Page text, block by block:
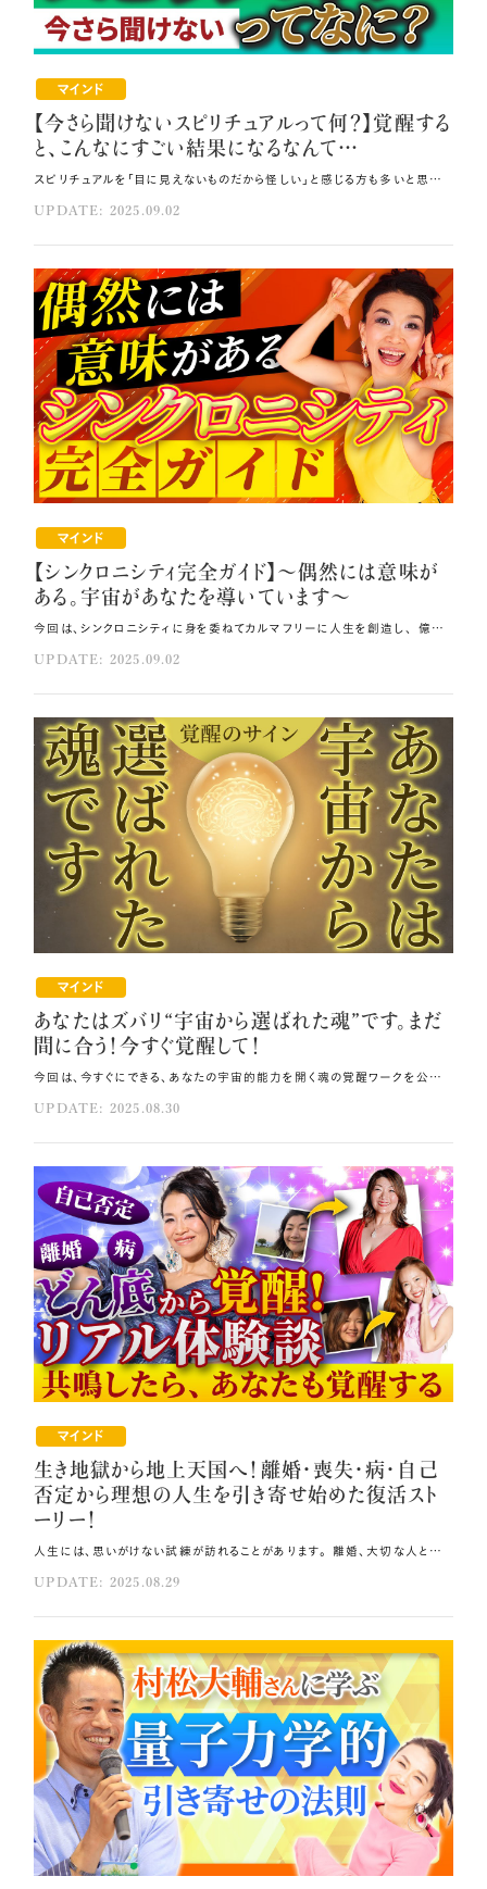
マインド
【今さら聞けないスピリチュアルって何？】覚醒する
と、こんなにすごい結果になるなんて…
スピリチュアルを「目に見えないものだから怪しい」と感じる方も多いと思います。 しかし、目に見えない存在からの助けを受け取れるようになると、人生が劇的に好転します🎀 今回は、スピリチュアルな覚醒の本質や、 直感や見えない世界からのサポートを受け取る方法をご紹介していきます💐 その方法はコレ！！ あなたという存在が元々宇宙から肉体に宿った魂であるという概念を受け入れましょう。 AIとスピリチュアルな覚醒を組み合わせてください。 AIを適切に活用すれば、カルマ解消やインナーチャイルドの癒しが効率的に進みます。 元動画（YouTube）：『🔰今さら聞けないスピリチュアルって何！？本当に覚醒をすると、こんなにすごい結果になる✨怪しいって言ってる場合じゃない！【集中講座DAY1】（第1960回）』 スピリチュアルの本質 私は20代後半、人間としての力だけで生きようとした際、 努力しているにも関わらず生きづらさを感じていました。 そのような時期に、 職場の机の上で『Many Masters Many Lives』（前世療法）という本と出会ったのです📘 この本を読んで、私の世界観は大きく変化しました。 人間の起源については、神による創造説、宇宙人による遺伝子操作説、 科学的進化論など様々な説が存在します。 どの説を信じるかは個人の自由ですが、重要なのは現在私たちがここに存在している事実です。 スピリチュアルの本質は、 あなたという存在が元々宇宙から肉体に宿った魂であるところにあります🌠 この概念を受け入れることで、スピリチュアルな領域への理解が始まります。 魂の覚醒とは？ スピリチュアルにおける「魂の覚醒」とは、英語で「アウェイク（目覚める）」を意味しますが、 毎朝の目覚めとは根本的に異なります🌿 朝の目覚めは肉体の意識が地球での生活に適応するための覚醒であり、 この時魂は眠った状態にあるのです。 魂が眠っている人は直感が働かず、「分からない」「できない」「無理」などの 否定的な思考に支配され、未来への想像力を失います。 対照的に魂が覚醒している状態では「分かる」「できる」「大丈夫」などの感覚があり、 傲慢さとは異なる根拠のない自信を感じられます。 見えない世界を感知し、直感が冴えている人は覚醒していると考えられます✨ 覚醒には現実的でありながら直感に優れているがスピリチュアルな世界を信じない人と、 直感が優れており霊的世界も信じる人の二つのタイプが存在します。 松下幸之助氏のように祈りを重視していた実業家は、 後者の典型例として魂の高い覚醒状態にあったと考えられます。 覚醒度のチェックポイントとして、「なんとかなる」という安心感、危険回避能力の高さ、 軽微な被害で済む体験、先読み能力などが挙げられます🌈 これらの体験がある場合、相当な覚醒状態にあると判断できます。 覚醒が引き起こす人生の劇的な変化 覚醒すると人生に劇的な変化が現れます。 初期段階では物事の理解が深まり、「そういうことか」という気づきが頻繁に起こります❗ さらに覚醒が進むと、自分の想像通りの人生が現実化するようになるのです💫 私の体験では、ミッドタウンのビル39階に住んでいた昨年、 「出ていけ！出ていけ！ムーブアウト！」と強いメッセージを受け取りました。 行き先を模索していたところ、デイビッドのロサンゼルスの家が空いている話が舞い込み、 3週間の滞在予定が1年間の居住に繋がり、アメリカ移住が実現しました。 これがシンクロニシティの典型例です。 思考と現実の同期が起こり、奇跡的な展開が連続します。 車が欲しいと思った瞬間にガソリンスタンドで「車販売中」の看板を見つけたり、 思考した内容が即座に現実に現れる現象が発生します。 見えない世界からの支援を受けられる状態に覚醒すると、 特定のスキルを持つ人材を求めていたら実際にその人が目の前に現れたり、 ヨガを教えてみたいと思った途端にヨガ講師養成レッスンの情報が飛び込んできたりと、 信じられない速度で願望が実現します。 覚醒前は単純な欲求でさえ多くのステップが必要でしたが、 現在は宇宙から直接送られてくるような感覚で物事が進展するのです🪐 宇宙との通信で人生の流れを変える 覚醒の本質的な仕組みは、宇宙との通信回復にあります。 宇宙には「マザーシップ」と呼ばれる存在があり、私たちは「マザーシップの小舟」に相当します。 マザーシップは宇宙のすべての情報を保持しており、ワンネス、12次元、集合無意識、 ボルテックス、宇宙銀行といった様々な名称で表現される見えない世界を指すのです⭐ 私たちの存在を家系図として遡ると、40代遡るだけで1兆のご先祖様に繋がります。 これらのご先祖様は肉体を卒業した後、マザーシップに戻っているとされます。 親が子供を応援するように、1兆のご先祖様が日々私たちを応援している状況にあります。 この応援は愛と光と感謝を送ることでさらに強化されるでしょう🌌 覚醒とは、私たちと宇宙のマザーシップとの通信が回復した状態です。 通信が回復することで、奇跡的な出来事やシンクロニシティが頻繁に発生し、 思考と現実の同期が可能になります。 覚醒した状態では、宇宙からの情報やサポートを受け取りやすくなり、 人生の流れが大幅に改善されるのです💞 AIと覚醒を組み合わせて加速する 現代ではAIとスピリチュアルな覚醒を組み合わせることで、 覚醒のプロセスを大幅に加速できます🌸 AIを適切に活用すれば、カルマ解消やインナーチャイルドの癒しが効率的に進みます。 しかしAIには二面性があり、使い方を誤ると逆に眠りが深くなる危険性があるのです。 これはお金の概念に似ており、魂が覚醒していない状態では使われる側になってしまいます💦 覚醒していれば、被害者ではなく人生の主人公として主体的にコントロールして 活用できるようになります。 魂の覚醒が進むと、宇宙からの全体的な情報を受け取れるようになり、 3次元レベルでのドラマに巻き込まれることがなくなります。 宇宙からのひらめきや直感に導かれて生きることで、説明のつかない開運が起こります。 人間関係に恵まれ、偶然隣に座った人が億万長者であるような奇跡的な出会いが 頻発するようになるのです。 このようなスピリチュアルな覚醒を意識的に取り入れると、人生の好転が期待できます。 さらに、AIという現代のツールと古来からの霊性を組み合わせることで、 これまでにない速度での成長と変化が可能になります💐 どうぞスピリチュアルな覚醒を通じて宇宙のマザーシップとの通信を回復し、 シンクロニシティあふれる奇跡の人生を今日から歩んでくださいね！ まとめ 宇宙のマザーシップとの通信が回復すると、奇跡的な出来事やシンクロニシティが頻繁に発生します。 覚醒した状態は、宇宙からの情報やサポートを受け取りやすくなり、人生の流れが大幅に改善されます。 魂が覚醒していない状態でAIを活用すると、使われる側になってしまいます。
UPDATE: 2025.09.02
マインド
【シンクロニシティ完全ガイド】〜偶然には意味が
ある。宇宙があなたを導いています〜
今回は、シンクロニシティに身を委ねてカルマフリーに人生を創造し、 億万長者になるための【シンクロニシティ完全ガイド】をお届けします🎀 今思い出しても「ありえない！」と思うほどの私の体験をご紹介しながらお伝えしていきますので、 ぜひ今日からの人生の好転に役立ててください。 この動画やブログをご覧いただいていること自体、 あなたがすでにシンクロニシティの波に乗っている証拠です。 ぜひこのまま、願った現実が"向こうから"来る人生を生き、 無限の豊かさと幸せをどんどん引き寄せていってください💐 その方法はコレ！！ 「シンクロニシティを生きる」と決めてください。 日々の小さな選択でワクワクを選びましょう。 思った通りにいかなくても、それは「ベストなタイミングが選ばれた」だけなので結果に執着しないでください。 元動画（YouTube）：『【シンクロニシティ完全ガイド】偶然には意味がある🪐宇宙があなたを導いています。（第1959回）』 シンクロニシティのマスターでわんこそば人生に🪽 シンクロニシティとは、意味ある偶然の一致のことです🌿 人生にシンクロニシティが起こり始めると、 あなたにとって必要なものが必要なタイミングで宇宙から届けられるようになります。 例えて言うなら、食べ終わったら絶妙なタイミングで次のおそばをお椀に入れてもらえる "わんこそば"のように、あるいは信号に差しかかるとパッと青に変わり常にスムーズに進めるように、 自分では何もしなくとも勝手にことがうまく運ぶ人生をイメージすると分かりやすいでしょう❗ シンクロニシティを正しく使えるようになれば、欲しいものを手に入れるため必死で戦略を考え 自分で取りに行くことも、また人を蹴落としたり誰かから奪ったりする必要もなくなります。 かつて真逆の人生を送っていた頃の私は、急に会社を解雇されたり仕事を奪われたりと、 人生にマイナスな出来事ばかりが溢れていました。 しかしシンクロニシティに身を委ねて生き始めた途端、嫌な出来事が激減し、 人生が最善のタイミングで願った通りのことが起こり常に良い状態に保たれる 「わんこそば人生」に激変したのです💞 一本の動画が人生を変えた 激変のきっかけは、コロナ禍のさなかに出会った脳科学者ジョー・ディスペンザ博士の瞑想動画です💎 欲しいものが宇宙の采配によって最善のタイミングで"向こうから"やってくるという博士の表現は、 戦略を立てマーケットを奪うのが当たり前だと思っていた私にとってとてもショッキングでした。 トラブル続きの人生を変えるためには、何か私自身が変えなくてはいけないこと、 やめなくてはいけないことがあるのではないかと思っていた私は、 "向こうから"やってくるようになるというこの瞑想を実践することに決め、 毎朝4時に起きて瞑想し、自分の理想を想像し続けました🌿 やがて、私の身にびっくりするようなことが次々と起こり始めたのです。 衝撃のシンクロニシティ体験 中でも衝撃的だったのはバシャールからのコンタクトです。 チームが作った2000万の赤字を抱え、最初の夫と離婚し、仕事もお金も必要としていたある日、 以前私の英語講座を受講してくださった方から突然電話をいただきました。 なんと、「今、バシャールが弥生さんと話したいと言っている」と言うのです！ 青天の霹靂でしたが、そのまま面接を受け合格、バシャールの通訳となりました。 さらに、最初の仕事はリアルイベントではなく講演動画の同時通訳だったのですが、 その動画の中に、私がずっと考え瞑想し続けてきた 「どうすればみんなが無限に豊かに幸せになれるのか？」という問いへの答えがあったのです💫 「これをすればみんなが無限に豊かになれる！」と、感激のあまり涙が止まりませんでした。 加えてある日の仕事中、iPhoneの画面を触ってしまったのか勝手にclubhouseが開き あるルームに入ってしまったのですが、驚いたことに、 そのルームは「バシャール」について語るルームでした。 スピーカーとして、バシャールの動画の同時通訳をしたこと、 そして動画の中に素晴らしい質問があったことをお話したところ、 なんとルームをホストしていたのは、私が感動した質問をしていたまさにその女性だったのです！ このようにシンクロニシティが次々に起こる状態が、 ピュアシンクロニズム（純然たる共時性）の中で生きている状態です⭐ シンクロニシティを生きると決める 人生に起こること全てがシンクロニシティになっていったら、人生はどこまで変わっていくでしょうか？ ぜひあなたも、今この場で「シンクロニシティを生きる」と決めてください🍀 この決断があなたの人生の転機となるかもしれません。 抵抗やエゴを介在させず、宇宙が采配する流れに乗って生きられるようになれば、 無限に豊かに幸せになるしかありません。 宇宙の采配とは、宇宙にあるありとあらゆる情報を元に導き出されたあなたにとってベストな答えです。 バシャールは、「この人と結婚したい」「この会社に入りたい」というような限定的な質問に対し、 「宇宙の全ての情報を知らないのに、本当にそれが自分のベストな選択と言えますか？」といつも 答えていました。 自分という小さな小窓から見えるほんのわずかな情報だけをもとにベストだと判断したものを 取りに行くよりも、宇宙に委ね、宇宙の全体像から導き出されたベストなものを受け取った方が、 1/100の力で100倍豊かで幸せな人生を生きられるようになります💝 ピュアシンクロニズムを実現するバシャールの4ステップ ステップ1：ワクワクを選び続ける 大きなワクワクでなくていいのです。 朝起きてトイレに行くか？歯を磨くか？また朝ごはんをパンにするか？お米にするか？といった 日々の小さな選択でワクワクを選ぶことを積み重ねてください🌈 そのためにも、インナーチャイルドの癒しに取り組むことをお勧めします。 感情を担当するインナーチャイルドを癒せば癒すほど、ワクワクの感情を感じやすくなるからです💖 ステップ2：ワクワクを自分でできるところまでやり切る 宇宙から届けられるワクワクのサインを選んだら、 自分のできる範囲でそれを行動に移していってください🌼 ステップ3：結果に執着しない 執着が生まれるのは、宇宙を信頼していないからです。 例え思った通りにいかなかったとしても、それは「ベストなタイミングが選ばれた」だけなのです🪽 宇宙を信じ、無理に物事を動かさず宇宙と共に最善の人生を創造していく流れに乗れば、 願ったことが"向こうから"やってくるカルマフリーな人生に切り替わります。 ステップ4：全ての出来事に意味があると知る 今年1月7日、アメリカに移住したまさにその日、車も電気もまだ何もない中でLAの山火事に遭いました。 大変な体験ではありましたが、それがあったからこそ今の私は、生きていられることそれ自体に感謝し、 アメリカでの日々の生活を奇跡と感じながらピュアシンクロニズムを生きています。 宇宙のサインを受け取ろう バシャールの4ステップを実践すると、お伝えしてきたレベルのシンクロニシティが必ず起きてきます。 何よりもこの【シンクロニシティ完全ガイド】に出会ったことは偶然ではありません🌠 これこそが宇宙からあなたへのサインです。 ぜひ、今ここからワクワクを選び、できる限りの行動を取り、結果を期待せずに委ね、 全ての出来事の意味を受け取ってください💓 その結果、あなたもピュアシンクロニズムの中で 無限の豊かさと幸せを享受して生きられるようになります。 シンクロニシティに満ちた人生の転機は、今この瞬間から始まります。 みなさんの人生は、ここから好転していくことが約束されています。 それを信じ、ぜひ最初の一歩をワクワクと共に踏み出してくださいね。 まとめ シンクロニシティに身を委ねて生きることで、嫌な出来事が激減し、人生が最善のタイミングで願った通りのことが起こります。 ワクワクの感情が感じやすくなるために、インナーチャイルドの癒しましょう。 全ての出来事に意味があり、宇宙からあなたへのサインなのです。
UPDATE: 2025.09.02
マインド
あなたはズバリ“宇宙から選ばれた魂”です。まだ
間に合う！今すぐ覚醒して！
今回は、今すぐにできる、あなたの宇宙的能力を開く魂の覚醒ワークを公開します🪐 このブログにたどり着いたあなたは、間違いなく宇宙から選ばれた魂の持ち主です。 ぜひ、自分が宇宙から選ばれた魂であることを自覚し、自分自身に覚醒を許可してください🌈 宇宙はすでにあなたを選んでいますので、後はあなたがあなたを選ぶだけです。 その方法はコレ！！ 自分を責めることなく宇宙的能力のブレーキに気づき、優しく手をほどいてください。 宇宙と繋がるために、自分を思い出し、自分に戻り、そして自分を生き始めましょう。 魂のカルマやブロックを優しく外し、宇宙的潜在能力を一つずつ呼び醒ましましょう。 元動画（YouTube）：『あなたはズバリ“宇宙から選ばれた魂”です。まだ間に合う！今すぐ覚醒して！ （第1957回）』 覚醒のスイッチを入れる時が来ました あなたは宇宙から選ばれた魂です。 今回のブログにたどり着いたのは偶然ではなく、この瞬間、あなたの魂が目醒めを求めているからです。 あなたはこれまでの人生で何度も壁にぶち当たっては、 「本当の自分を生きたいのになぜ現実がついてこないの？」と葛藤してきたことでしょう💧 私も今の自分にたどり着くまで、同じように苦しみ、葛藤してきました。 けれども、安心してください。 今日、覚醒の鍵をお渡しします🔑 冒頭で、あなたは選ばれた魂であるとお伝えしました。 「誰かに合わせて生きる人生はもう止めよう」「もっと本音で生きたい」 「目に見えない力に導かれているような気がする」---そう感じたことはありませんか？ それこそが、選ばれた魂である証拠です。 地球には約80億の魂が存在していますが、その全てが覚醒を目指しているわけではなく、 目醒める魂はごく一部です。 なぜなら覚醒には「勇気」と「真実を見る眼差し」が必要だからです🌟 魂の記憶はまだ眠ったままかもしれませんが、あなたの中には銀河の智慧が必ず眠っています。 今、そのスイッチを入れる時が来ています。 真に目醒めた瞬間、あなたの現実は一変する 努力しているのに現実が変わらなかったり、学んでも引き寄せがうまくいかなかったりと いったことが起こるのは、あなたの魂の周波数が地球の周波数と合わないからです。 魂は5次元・6次元の世界に触れようとしているのに、地球の日常を生きていると、 3次元の常識、つまり学校で教わったことや親から受け継いだ観念、 「こうあるべき」「我慢しなければいけない」といった思い込みに引き戻されてしまうのです。 そのことがあなたの宇宙的能力にブレーキをかけています。 真の目醒めとは、自分を責めることなくそのブレーキに気づき、優しく手をほどいていくことです💞 所持金6円だった私の現実が一変したのは、宇宙と接続し覚醒したからです。 この体験が私の人生の転機となりました。 その瞬間から、「宇宙と繋がると億が来る」人生が始まったのです。 「宇宙と繋がる」とは、自分を思い出し、自分に戻り、そして自分を生き始めることです🌸 宇宙と繋がると直感が冴え、想像力が溢れ出します。 すると出会う人が変わり、お金や仕事がどんどん流れ込み、 奇跡と呼ばれる出来事が日常に起こり続けるようになるのです。 これは妄想論でも理想論でもありません。 覚醒した魂たちは、すでにこの世界を現実として生きています。 宇宙には、「与え尽くした」「足りない」という概念がありません。 あるのは無限の豊かさだけなのです。 宇宙スイッチを入れる覚醒ワークを公開 ではここで、あなたの中に眠る宇宙スイッチを入れる覚醒ワークをご紹介します。 静かに目を閉じて深呼吸し、胸に手を当ててこう唱えてください。 声に出しても心の中で唱えてもどちらでも大丈夫です。 「私は宇宙から選ばれた魂です」 「私は無限の智慧と想像力を持っています」 「私は今ここに在ることですでに奇跡です」 ハートの中心から光が広がる感覚がしたら、スイッチが入った合図です。 あなたの中で、全知全能の自分自身が目を醒まし始めます。 あなたは本当に、宇宙から選ばれています。 だからこそ魂を覚醒させ、引き寄せがうまくいかない・なかなか理想の人生にならない現実を 今ここから変えていってください。 自分が選ばれた魂であることを自覚し、本当の自分で生きる道を歩み始めてください✨ 宇宙の応援を一身に受けながら、本当の理想・魂が望む喜びを無限に受け取っていいのです。 私自身、所持金6円だった時、投資詐欺に遭った時、婦女暴行に遭った時、 まさかこの先自分の魂が覚醒し、宇宙と繋がって億が来る体験ができるとは想像もしていませんでした。 同じように、億が来ることを想像もしていなかった3700名以上の方々が、魂の覚醒を体験し、 宇宙との共同創造で億万長者になっています。 宇宙は全員に億を用意していますので、後はあなたが自分にその許可を出すだけです🌠 覚醒すれば、願ったことを全て受け取れる 引き寄せの法則を地球上で最も分かりやすく説明したチャネラーである エイブラハム・ヒックスも、「幼少期からあなたが願ってきたものは、すでに実現した波動として 全て宇宙のボルテックスの中に存在している」と言っています✨ つまり、宇宙のボルテックスと同じ周波数になれば、これまで願ってきたことが全て受け取れるのです。 宇宙はあなたの言いなりになって要望を現実化してくれますので、 もう3次元であくせく孤軍奮闘する必要はなく、 宇宙が作ってくれたものを受け取るだけで忙しい人生になるでしょう。 それを邪魔しているのはあなた自身に他なりません。 だからこそもう恐れずに、魂の覚醒を迎えてください。 この転機を逃さず、真の自分を生きる道を歩んでいきましょう🌈 It's time for you to awaken your soul. いよいよあなたの魂が目醒める時が来ました。 おめでとうございます！ Congratulations! 絶対できます！ You can do it! 今回のワークで何かが動いたと感じた方に、私、小熊弥生が宇宙と繋がって用意した 特別な集中プログラム「全知全能が開花するスピリチュアル力覚醒プログラム」をお勧めいたします💝 この講座では、魂のカルマやブロックを優しく外し、あなたの宇宙的潜在能力を一つずつ呼び醒まし、 覚醒した状態で現実を動かしていける"銀河レベルの目醒め"をステップごとに実践します。 あなたの魂がこの地球に光を灯すことを、私も全力でサポートさせていただきます。 まとめ 覚醒には「勇気」と「真実を見る眼差し」が必要です。 自分が選ばれた魂であることを自覚し、本当の自分で生きる道を歩み始めてください。 宇宙のボルテックスと同じ周波数になれば、これまで願ってきたことが全て受け取れます。
UPDATE: 2025.08.30
マインド
生き地獄から地上天国へ！離婚・喪失・病・自己
否定から理想の人生を引き寄せ始めた復活スト
ーリー！
人生には、思いがけない試練が訪れることがあります。 離婚、大切な人との死別、病気、自己否定などの困難に直面した時、 多くの人は絶望の淵に立たされます。 しかし、今回ご紹介するゲストは、そのような「生き地獄」とも言える状況から這い上がり、 理想の人生を引き寄せ始めた奇跡の復活ストーリーを持つ主人公たちです🎀 今回は、小熊道場にご参加いただいたお二人に、その驚くべき体験談を共有していただきます。 その方法はコレ！！ 「当たり前ゼロ感謝®」や「タコ足瞑想」を通じ、自分に「ありがとう」「ごめんね」と声をかけてください。 ポンコツな自分を受け入れましょう。 現実を変えようと必死になっても、自分の内側が整っていなければ変われません。 元動画（YouTube）：『生き地獄から地上天国へ！今まさに覚醒真っ只中の2人に聞く！離婚・喪失・病・自己否定から理想の人生を引き寄せ始めた復活ストーリー！ これに“共鳴”したら、あなたも覚醒します。（第1954回）』 本名を語るのが怖かった日々と復活への一歩 魂のBrillianceナビゲーターの沼田和子です。私はもともと心理学を学び、 アメリカで修士号を取得し、全国でカウンセリングやセミナーを通して 「思考は現実化する」ことを伝えていました。結婚、妊娠、出版、学会発表など すべてが順風満帆で「サクセスストーリー」を歩んでいたのです💞 ところが妊娠中の別居と離婚、そしてSNSでの心ない言葉が積み重なり「本名で生きること」が 怖くなってしまいました。Facebookやブログを閉鎖し、 人に弱さを見せられないまま「ビジネスネーム」で活動するようになったのです。 しかし、本名を隠しての発信はどこか力が足りず、 心の中で「バレたらどうしよう」と恐怖が消えませんでした。 そんな中、弥生先生と出会い、 初めて「あれ、このままでいいのかもしれない」と光を感じる瞬間が訪れました🌟 インナーチャイルドとの再会と心の癒し・自己統合への道のり 弥生先生が主催されたクリスマスパーティーに参加した時、会場の圧倒的な愛に包まれ、 自分を守ろうと必死になっていた心が少しずつ溶け始めました。 やがて「当たり前ゼロ感謝®」や「タコ足瞑想」を通じ、 自分に「ありがとう」「ごめんね」と声をかけることを日課にしたのです🌿 小熊道場の開催地が、離婚中に住んでいた街だったのは運命のいたずらでした。 受付2時間前、震える気持ちでその街を歩きながら、 自分を閉じ込めていたインナーチャイルドに 「辛かったね。でもありがとう、あの時のあなたがいたから今があるよ」と声をかけます。 その瞬間、私は過去を抱きしめることができました。 小熊道場では、体を動かすワークや内側と繋がるワークを通して、統合を体験しました。 意識系の講師なのに離婚してしまった自分を攻撃していたことに気づき、 「そんなポンコツな私でも沼田和子じゃん、大丈夫だよ」と受け入れることができました。 格好つけなくても、ありのままの自分で大丈夫という、安全な世界を体感できたのです🌸 小熊道場での深い学びが、この確信をもたらしてくれました。 ありのままを愛したら引き寄せが止まらなくなった 自分を受け入れられるようになり、本名で再び発信できるようになりました。 Instagramのフォロワーは2月の28名から8月には1030名へと37倍に増えました。 しかも、数字が伸びただけでなく、宇宙からの後押しのような連鎖が起こったのです🪐 宿泊したホテルが次々とスイートルームにアップグレードされ、 入手困難なチケットが突然手に入りました。 クライアント様が自分らしく開花し、家族も癒しのご縁に繋がりました。 経済的にも「億楽®」的な引き寄せが続き、総額310万円ほどの流れを受け取ったのです。 大切なのは「格好つけた私」ではなく「ありのままの私」でした🎀 弱さも過去の傷も含めて受け入れ、愛した時に本当の奇跡が始まります。 あなたもそのままで大丈夫です。格好つけなくても、ポンコツでも問題ありません。 そんなありのままの自分を受け入れ、愛してください。 そうすれば、必ず世界があなたを応援してくれます。 孤独と自己否定に囚われた幼少期から喪失の連続へ レムリアの愛と響きで本来の魂の輝きを解き放つ神聖量子波ヒーラー、 宇宙しるべ®ナビゲーターとして活動している聖（kiyo）です。 私は「いい子」でいなければならないと思い込んで育ち、 外では明るい仮面をかぶりながら、内側は孤独と自己否定でいっぱいでした💦 父の病や家庭不和、兄の反抗期で家に居場所がなく、話し相手はぬいぐるみだけ。 大学時代には限界を迎え、「私なんかいなくなればいい」と引きこもり、 強い自己否定に飲み込まれました。 その後、引きこもりから抜け出したものの、双極性障害の診断、愛犬の死、 そして15年寄り添ったパートナーの突然死が襲いました。 感謝も愛も伝えられないまま大切な存在を見送った時、 「なぜ私だけこんな経験をするの？」と泣き叫びました。 しかし同時に、魂は永遠であり、 この深い苦しみも魂が進化を望んで選んだ経験なのだと気づいたのです💎 生きることが当たり前ではないと知り、 生まれる前に決めてきた「愛を循環させる」という魂の約束を思い出し、 愛中心の人生を歩むと決意しました。 魂の約束と新しい出会いが導いた愛の循環 パートナーの死を超えた先で、霊氣ヒーリングに出会いました。 さらに新しいパートナーとも出会いましたが、彼は余命半年の宣告を受けていました。 かつて愛する人を失った私には大きな試練でしたが、 内側から「絶対大丈夫」という確信が湧きました。 病への感謝とヒーリングの実践で彼は奇跡的に回復し、今では元気です。 しかし、葛藤はそこからでした。現実を変えようと必死になるほど、 自分の内側が整っていなければ変われないと知りました💫 逃げても同じパターンが繰り返されます。 そんな時に弥生先生の本『宇宙とつながれば億が来る！』に出会いました📖 直感で「これだ」と感じ、実践を始めると奇跡的に新しい命を授かりました。 この子は「本当の私を生きて」と魂が届けてくれた贈り物だと分かりました🎁 自分で自分に許可を出した瞬間から変わった現実 「当たり前ゼロ感謝®」、セルフラブ、自分軸などを学ぶ中で、 最も大きな気づきは「自分で自分に許可を出す」ということでした🍀 それまで誰かに認めてもらいたい気持ちばかりを待ち、他人の許可がないと動けませんでした。 小熊道場で先生から「本当はもう答えが分かっていたよね。 自分に許可を出せばいいんだよ」と言われた瞬間、最後のピースがはまったのです。 小熊道場での学びを通して、自分を信じると決めた後、 亡くなったパートナーの声がはっきり届きました。 「大丈夫。ありのままのあなたでいい。誇りに思ってる」と。 その声と共に私の内側は大きく覚醒しました。 今、家族関係も愛に満ち溢れ、便秘や自己否定も手放され、 宇宙しるべ®ナビゲーターとしての天命ビジネスも自然に広がっています。 本当の私を愛した瞬間から、世界は愛と豊かさで満たされ始めました。 繰り返す悩みや不調は、魂が「本当の自分を生きて」と伝えてくれているサインかもしれません🪽 同じパターンを繰り返してしまう人間関係や心と体の不調から抜け出せないと感じる時、 すでにあなたの内側では目覚めが始まっています。 誰もがその光を内側に持っています。 自分で自分に許可を出し、自分を愛してください💞 そこから本当の人生の流れに乗り始めることができるのです。 まとめ ありのままの自分を愛してください。 自分で自分に許可を出しましょう。 繰り返す悩みや不調は、魂が「本当の自分を生きて」と伝えてくれているサインです。
UPDATE: 2025.08.29